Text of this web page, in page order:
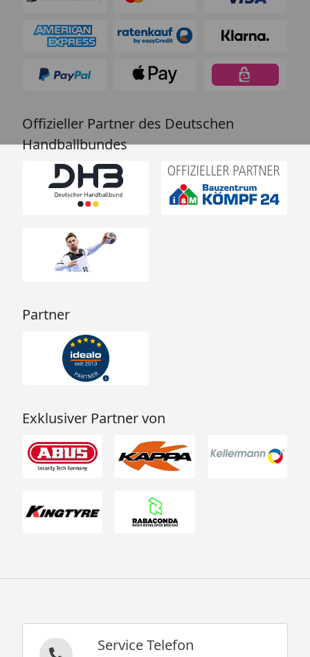
Offizieller Partner des Deutschen
Handballbundes
Partner
Exklusiver Partner von
Service Telefon